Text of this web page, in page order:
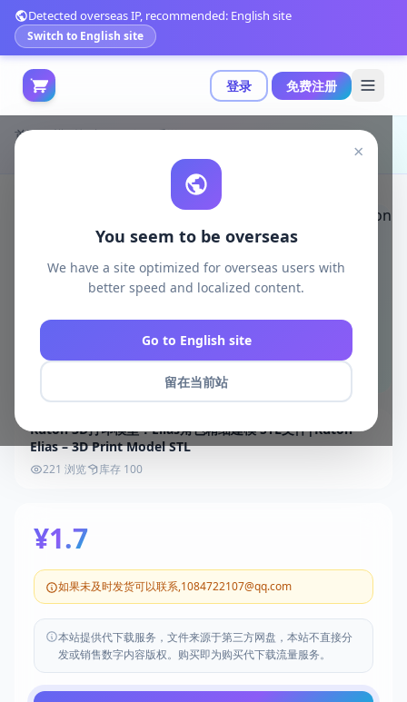
登录 免费注册
Detected overseas IP, recommended: English site
Switch to English site
×
You seem to be overseas
We have a site optimized for overseas users with
better speed and localized content.
Go to English site
留在当前站
首页 模型打印
二次元手游
Kuton 3D打印模型：Elias角色精细建模 STL文件|Kuton –
Elias – 3D Print Model STL
221 浏览 库存 100
¥1.7
如果未及时发货可以联系,1084722107@qq.com
本站提供代下载服务，文件来源于第三方网盘，本站不直接分
发或销售数字内容版权。购买即为购买代下载流量服务。